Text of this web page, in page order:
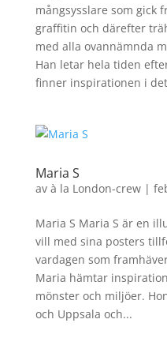
mångsysslare som gick
graffitin och därefter
med alla ovannämnda
Han letar hela tiden
finner inspirationen i
Maria S
av à la London-crew|
Maria S Maria S är en
vill med sina posters
vardagen som
Maria hämtar
mönster och miljöer.
och Uppsala och...